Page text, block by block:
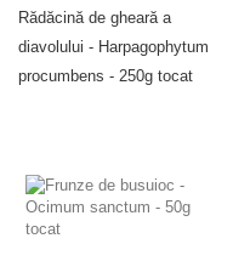
Rădăcină de gheară a
diavolului - Harpagophytum
procumbens - 250g tocat